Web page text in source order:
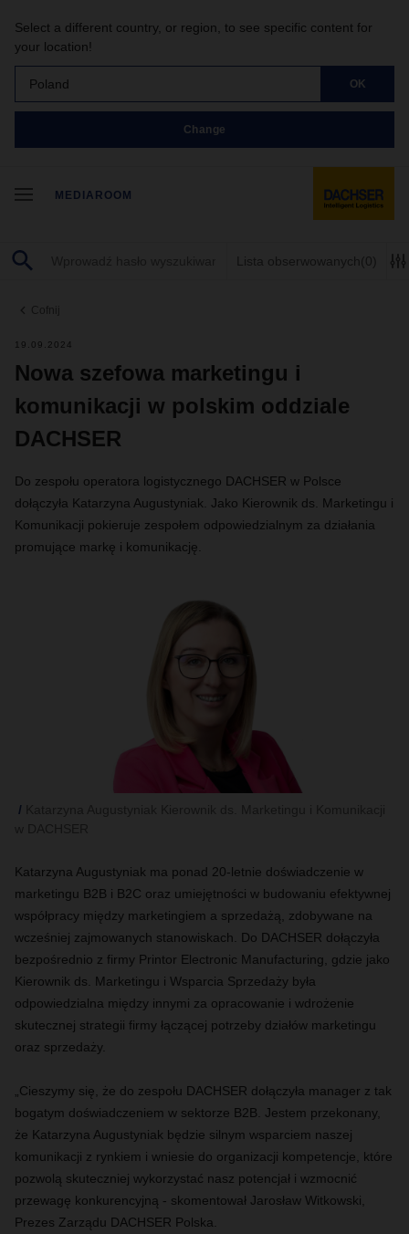
Select a different country, or region, to see specific content for
your location!
Poland OK
Change
MEDIAROOM
Lista obserwowanych (0)
Cofnij
19.09.2024
Nowa szefowa marketingu i
komunikacji w polskim oddziale
DACHSER
Do zespołu operatora logistycznego DACHSER w Polsce
dołączyła Katarzyna Augustyniak. Jako Kierownik ds. Marketingu i
Komunikacji pokieruje zespołem odpowiedzialnym za działania
promujące markę i komunikację.
Katarzyna Augustyniak ma ponad 20-letnie doświadczenie w
marketingu B2B i B2C oraz umiejętności w budowaniu efektywnej
współpracy między marketingiem a sprzedażą, zdobywane na
wcześniej zajmowanych stanowiskach. Do DACHSER dołączyła
bezpośrednio z firmy Printor Electronic Manufacturing, gdzie jako
Kierownik ds. Marketingu i Wsparcia Sprzedaży była
odpowiedzialna między innymi za opracowanie i wdrożenie
skutecznej strategii firmy łączącej potrzeby działów marketingu
oraz sprzedaży.
„Cieszymy się, że do zespołu DACHSER dołączyła manager z tak
bogatym doświadczeniem w sektorze B2B. Jestem przekonany,
że Katarzyna Augustyniak będzie silnym wsparciem naszej
komunikacji z rynkiem i wniesie do organizacji kompetencje, które
pozwolą skuteczniej wykorzystać nasz potencjał i wzmocnić
przewagę konkurencyjną - skomentował Jarosław Witkowski,
Prezes Zarządu DACHSER Polska.